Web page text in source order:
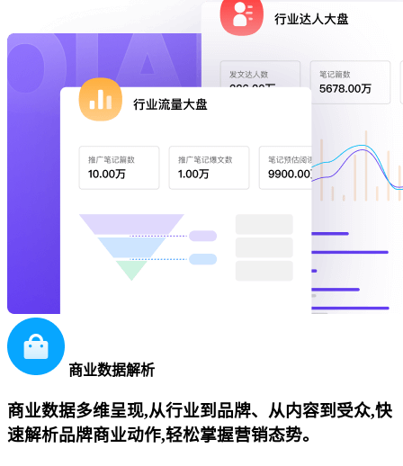
商业数据解析
商业数据多维呈现,从行业到品牌、从内容到受众,快
速解析品牌商业动作,轻松掌握营销态势。